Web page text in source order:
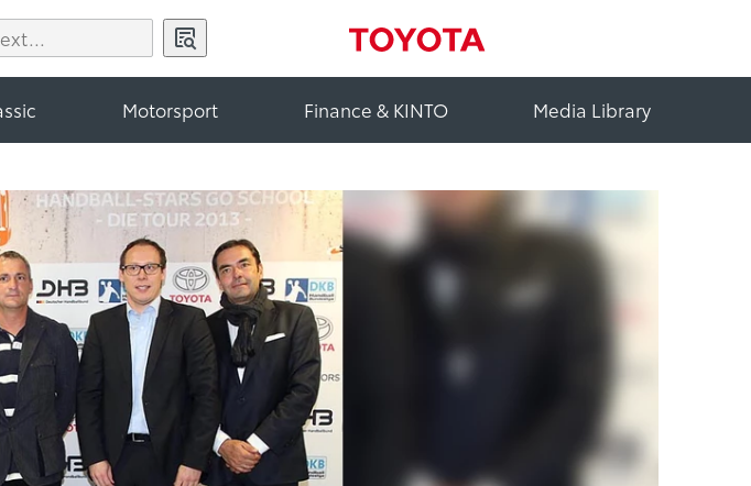
Motorsport Finance & KINTO Media Library